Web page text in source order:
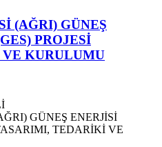
(AĞRI) GÜNEŞ
PROJESİ
KURULUMU